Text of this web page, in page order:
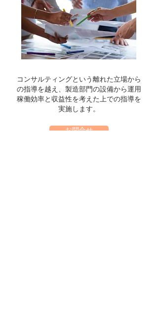
コンサルティングという離れた立場から
の指導を越え、製造部門の設備から​運用
稼働効率と収益性を考えた上での指導を
実施します。
お問合せ